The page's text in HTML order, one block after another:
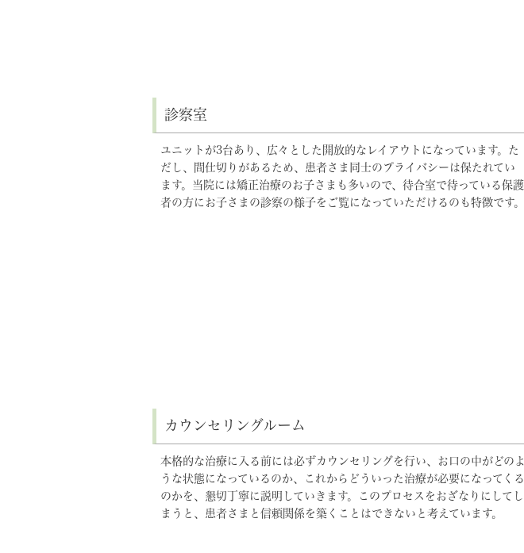
診察室
ユニットが3台あり、広々とした開放的なレイアウトになっています。た
だし、間仕切りがあるため、患者さま同士のプライバシーは保たれてい
ます。当院には矯正治療のお子さまも多いので、待合室で待っている保護
者の方にお子さまの診察の様子をご覧になっていただけるのも特徴です。
カウンセリングルーム
本格的な治療に入る前には必ずカウンセリングを行い、お口の中がどのよ
うな状態になっているのか、これからどういった治療が必要になってくる
のかを、懇切丁寧に説明していきます。このプロセスをおざなりにしてし
まうと、患者さまと信頼関係を築くことはできないと考えています。